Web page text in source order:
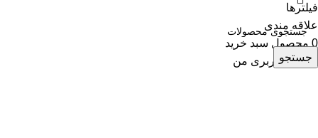
جستجو
فیلترها
علاقه مندی
0 محصول سبد خرید
حساب کاربری من